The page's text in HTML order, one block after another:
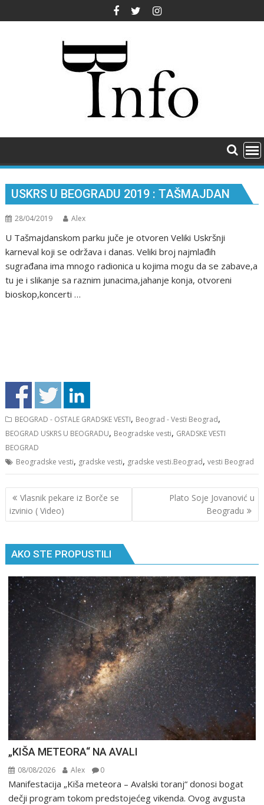
to
USKRS U BEOGRADU 2019 : TAŠMAJDAN
28/04/2019 Alex
U Tašmajdanskom parku juče je otvoren Veliki Uskršnji
karneval koji se održava i danas. Veliki broj najmlađih
sugrađana ima mnogo radionica u kojima mogu da se zabave,a
tu je i slikanje sa raznim junacima,jahanje konja, otvoreni
bioskop,koncerti …
BEOGRAD - OSTALE GRADSKE VESTI, Beograd - Vesti Beograd,
BEOGRAD USKRS U BEOGRADU, Beogradske vesti, GRADSKE VESTI
BEOGRAD
Beogradske vesti, gradske vesti, gradske vesti.Beograd,vesti Beograd
Кретање
чланка
Vlasnik pekare iz Borče se
izvinio ( Video)
Plato Soje Jovanović u
Beogradu
AKO STE PROPUSTILI
„KIŠA METEORA“ NA AVALI
08/08/2026 Alex 0
Manifestacija „Kiša meteora – Avalski toranj“ donosi bogat
dečji program tokom predstojećeg vikenda. Ovog avgusta